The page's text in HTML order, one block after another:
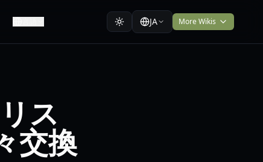
JA More Wikis
ス
交換